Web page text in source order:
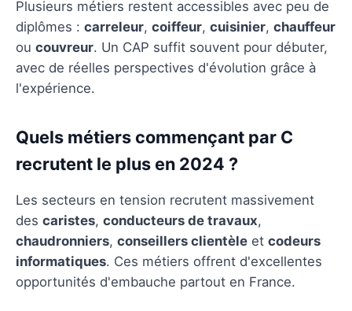
Plusieurs métiers restent accessibles avec peu de
diplômes : carreleur, coiffeur, cuisinier, chauffeur
ou couvreur. Un CAP suffit souvent pour débuter,
avec de réelles perspectives d'évolution grâce à
l'expérience.
Quels métiers commençant par C
recrutent le plus en 2024 ?
Les secteurs en tension recrutent massivement
des caristes, conducteurs de travaux,
chaudronniers, conseillers clientèle et codeurs
informatiques. Ces métiers offrent d'excellentes
opportunités d'embauche partout en France.